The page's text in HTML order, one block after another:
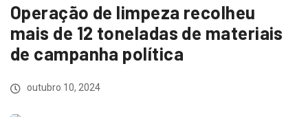
Operação de limpeza recolheu
mais de 12 toneladas de materiais
de campanha política
outubro 10, 2024